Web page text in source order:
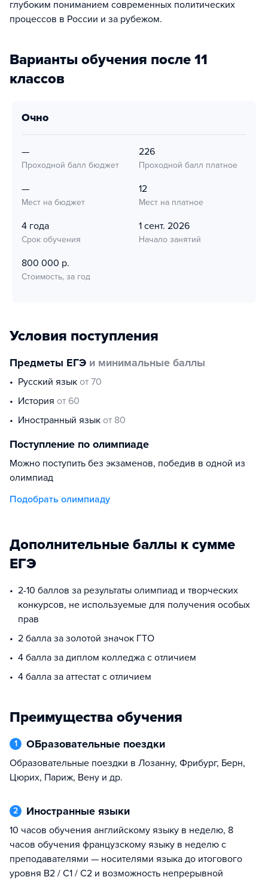
глубоким пониманием современных политических
процессов в России и за рубежом.
Варианты обучения после 11
классов
очно
—
Проходной балл бюджет
226
Проходной балл платное
—
Мест на бюджет
12
Мест на платное
4 года
Срок обучения
1 сент. 2026
Начало занятий
800 000 р.
Стоимость, за год
Условия поступления
Предметы ЕГЭ и минимальные баллы
русский язык от 70
история от 60
иностранный язык от 80
Поступление по олимпиаде
Можно поступить без экзаменов, победив в одной из
олимпиад
Подобрать олимпиаду
Дополнительные баллы к сумме
ЕГЭ
2-10 баллов за результаты олимпиад и творческих
конкурсов, не используемые для получения особых
прав
2 балла за золотой значок ГТО
4 балла за диплом колледжа с отличием
4 балла за аттестат с отличием
Преимущества обучения
1 ОБразовательные поездки
Образовательные поездки в Лозанну, Фрибург, Берн,
Цюрих, Париж, Вену и др.
2 Иностранные языки
10 часов обучения английскому языку в неделю, 8
часов обучения французскому языку в неделю с
преподавателями — носителями языка до итогового
уровня B2 / С1 / C2 и возможность непрерывной